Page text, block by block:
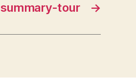
→
summary-tour